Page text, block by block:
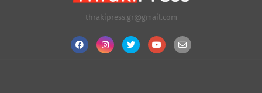
thrakipress.gr@gmail.com